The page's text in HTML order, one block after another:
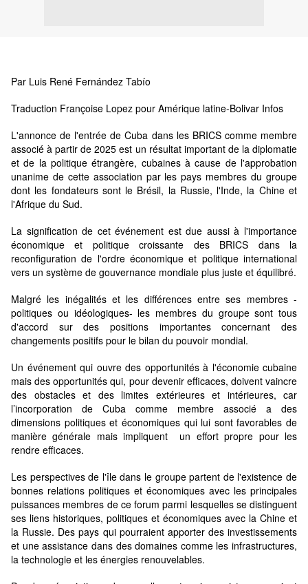
Par Luis René Fernández Tabío
Traduction Françoise Lopez pour Amérique latine-Bolivar Infos
L'annonce de l'entrée de Cuba dans les BRICS comme membre
associé à partir de 2025 est un résultat important de la diplomatie
et de la politique étrangère, cubaines à cause de l'approbation
unanime de cette association par les pays membres du groupe
dont les fondateurs sont le Brésil, la Russie, l'Inde, la Chine et
l'Afrique du Sud.
La signification de cet événement est due aussi à l'importance
économique et politique croissante des BRICS dans la
reconfiguration de l'ordre économique et politique international
vers un système de gouvernance mondiale plus juste et équilibré.
Malgré les inégalités et les différences entre ses membres -
politiques ou idéologiques- les membres du groupe sont tous
d'accord sur des positions importantes concernant des
changements positifs pour le bilan du pouvoir mondial.
Un événement qui ouvre des opportunités à l'économie cubaine
mais des opportunités qui, pour devenir efficaces, doivent vaincre
des obstacles et des limites extérieures et intérieures, car
l’incorporation de Cuba comme membre associé a des
dimensions politiques et économiques qui lui sont favorables de
manière générale mais impliquent un effort propre pour les
rendre efficaces.
Les perspectives de l'île dans le groupe partent de l'existence de
bonnes relations politiques et économiques avec les principales
puissances membres de ce forum parmi lesquelles se distinguent
ses liens historiques, politiques et économiques avec la Chine et
la Russie. Des pays qui pourraient apporter des investissements
et une assistance dans des domaines comme les infrastructures,
la technologie et les énergies renouvelables.